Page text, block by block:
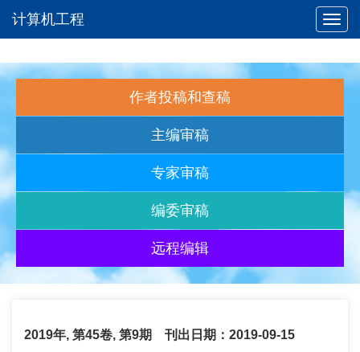
计算机工程
作者投稿和查稿
主编审稿
专家审稿
编委审稿
远程编辑
2019年, 第45卷, 第9期 刊出日期：2019-09-15